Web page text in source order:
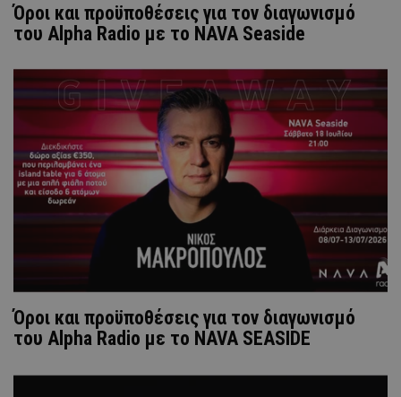
Όροι και προϋποθέσεις για τον διαγωνισμό
του Alpha Radio με το NAVA Seaside
Όροι και προϋποθέσεις για τον διαγωνισμό
του Alpha Radio με τo NAVA SEASIDE